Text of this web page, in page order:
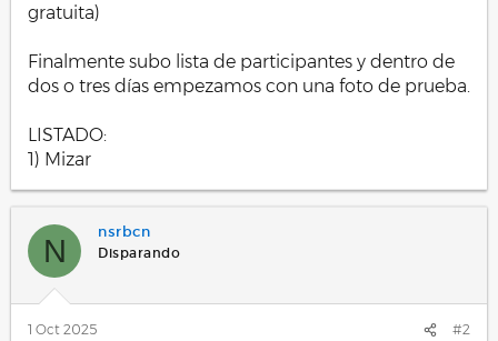
gratuita)
Finalmente subo lista de participantes y dentro de
dos o tres días empezamos con una foto de prueba.
LISTADO:
1) Mizar
N
nsrbcn
Disparando
1 Oct 2025 #2